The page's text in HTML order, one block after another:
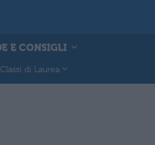
E CONSIGLI
Classi di Laurea